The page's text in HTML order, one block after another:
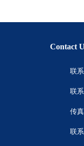
Contact
联
联
传
联